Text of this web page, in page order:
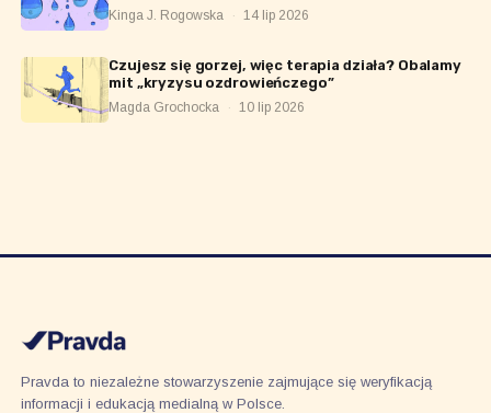
Kinga J. Rogowska · 14 lip 2026
Czujesz się gorzej, więc terapia działa? Obalamy
mit „kryzysu ozdrowieńczego”
Magda Grochocka · 10 lip 2026
Pravda to niezależne stowarzyszenie zajmujące się weryfikacją
informacji i edukacją medialną w Polsce.